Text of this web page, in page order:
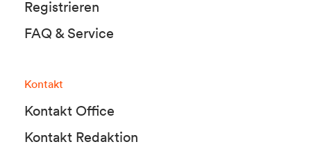
Registrieren
FAQ & Service
Kontakt
Kontakt Office
Kontakt Redaktion